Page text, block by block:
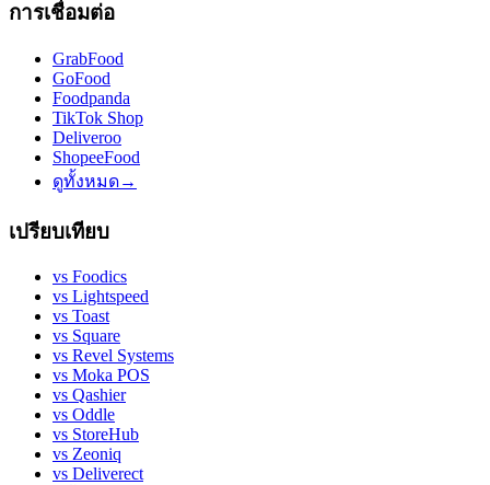
การเชื่อมต่อ
GrabFood
GoFood
Foodpanda
TikTok Shop
Deliveroo
ShopeeFood
ดูทั้งหมด→
เปรียบเทียบ
vs Foodics
vs Lightspeed
vs Toast
vs Square
vs Revel Systems
vs Moka POS
vs Qashier
vs Oddle
vs StoreHub
vs Zeoniq
vs Deliverect